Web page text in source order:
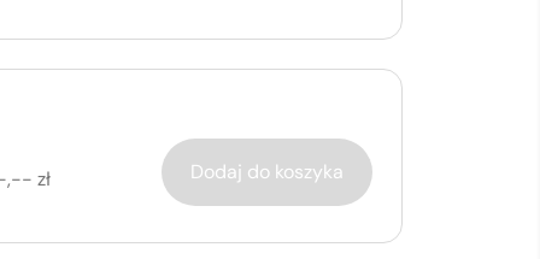
zł Dodaj do koszyka